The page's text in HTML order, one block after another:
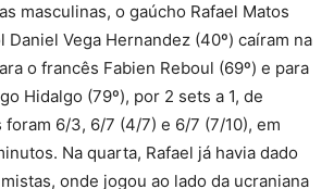
masculinas, o gaúcho Rafael Matos
Daniel Vega Hernandez (40º) caíram na
o francês Fabien Reboul (69º) e para
Hidalgo (79º), por 2 sets a 1, de
foram 6/3, 6/7 (4/7) e 6/7 (7/10), em
Na quarta, Rafael já havia dado
onde jogou ao lado da ucraniana